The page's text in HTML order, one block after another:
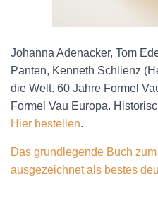
Johanna Adenacker, Tom
Panten, Kenneth Schlienz
die Welt. 60 Jahre Formel
Formel Vau Europa.
Hier bestellen.
Das grundlegende Buch
ausgezeichnet als bestes